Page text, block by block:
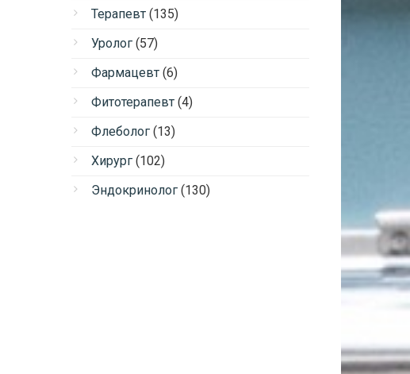
Терапевт (135)
Уролог (57)
Фармацевт (6)
Фитотерапевт (4)
Флеболог (13)
Хирург (102)
Эндокринолог (130)